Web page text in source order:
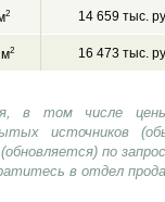
2 14 659 тыс.
2 16 473 тыс.
в том числе
источников
по
в отдел